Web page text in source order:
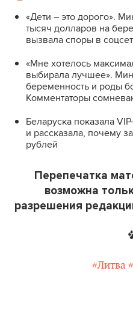
«Дети – это дорого».
тысяч долларов на
вызвала споры в
«Мне хотелось
выбирала лучшее».
беременность и роды
Комментаторы
Беларуска показала
и рассказала, почему
рублей
Перепечатка
возможна
разрешения
#Литва